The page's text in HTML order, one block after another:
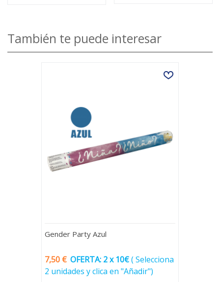
También te puede interesar
Gender Party Azul
7,50 € OFERTA: 2 x 10€(Selecciona
2 unidades y clica en "Añadir")